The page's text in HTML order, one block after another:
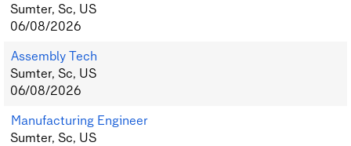
Sumter, Sc, US
06/08/2026
Assembly Tech
Sumter, Sc, US
06/08/2026
Manufacturing Engineer
Sumter, Sc, US